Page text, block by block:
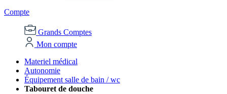
Compte
Grands Comptes
Mon compte
Materiel médical
Autonomie
Équipement salle de bain / wc
Tabouret de douche